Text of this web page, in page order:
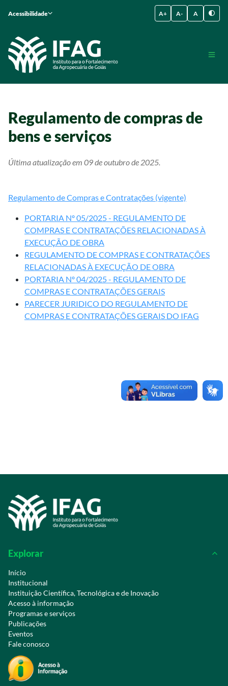
Acessibilidade A+ A- A
Regulamento de compras de
bens e serviços
Última atualização em 09 de outubro de 2025.
Regulamento de Compras e Contratações (vigente)
PORTARIA Nº 05/2025 - REGULAMENTO DE
COMPRAS E CONTRATAÇÕES RELACIONADAS À
EXECUÇÃO DE OBRA
REGULAMENTO DE COMPRAS E CONTRATAÇÕES
RELACIONADAS À EXECUÇÃO DE OBRA
PORTARIA Nº 04/2025 - REGULAMENTO DE
COMPRAS E CONTRATAÇÕES GERAIS
PARECER JURIDICO DO REGULAMENTO DE
COMPRAS E CONTRATAÇÕES GERAIS DO IFAG
Explorar
Início
Institucional
Instituição Científica, Tecnológica e de Inovação
Acesso à informação
Programas e serviços
Publicações
Eventos
Fale conosco